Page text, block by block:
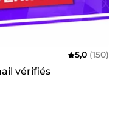
5,0 (150)
vérifiés